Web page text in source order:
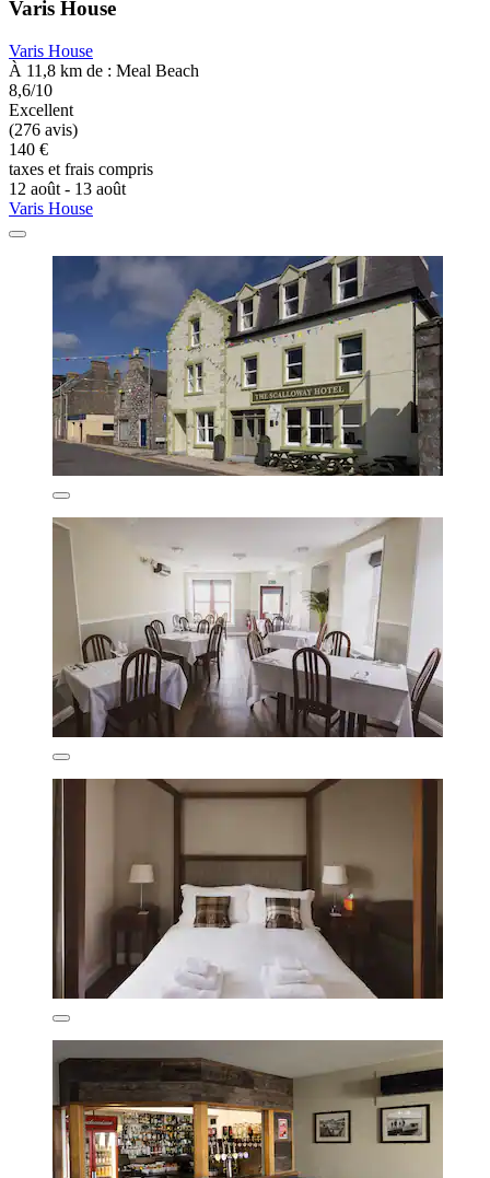
Varis House
Varis House
À 11,8 km de : Meal Beach
8,6/10
Excellent
(276 avis)
140 €
taxes et frais compris
12 août - 13 août
Varis House